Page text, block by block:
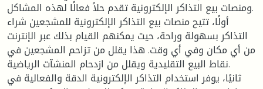
ومنصات بيع التذاكر الإلكترونية تقدم حلاً فعالًا لهذه المشاكل.
أولًا، تتيح منصات بيع التذاكر الإلكترونية للمشجعين شراء
التذاكر بسهولة وراحة، حيث يمكنهم القيام بذلك عبر الإنترنت
من أي مكان وفي أي وقت. هذا يقلل من تزاحم المشجعين في
نقاط البيع التقليدية ويقلل من ازدحام المنشآت الرياضية.
ثانيًا، يوفر استخدام التذاكر الإلكترونية الدقة والفعالية في